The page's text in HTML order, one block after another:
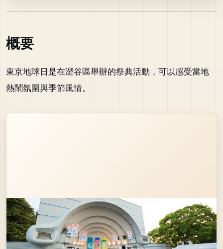
概要
東京地球日是在澀谷區舉辦的祭典活動，可以感受當地
熱鬧氛圍與季節風情。